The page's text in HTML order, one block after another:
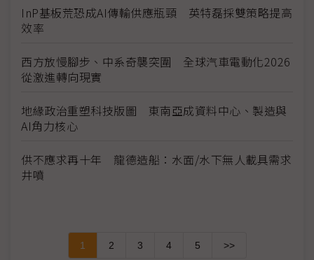
InP基板荒恐成AI傳輸供應瓶頸 英特磊採雙策略提高
效率
西方放慢腳步、中系奇襲突圍 全球汽車電動化2026
從激進轉向現實
地緣政治重塑科技版圖 東南亞成資料中心、製造與
AI角力核心
供不應求再十年 龍德造船：水面/水下無人載具需求
井噴
1 2 3 4 5 >>